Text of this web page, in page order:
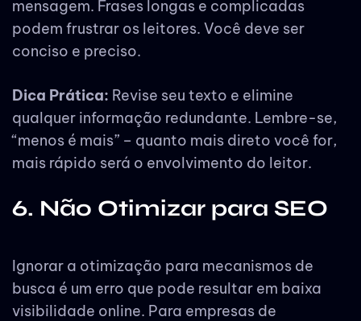
mensagem. Frases longas e complicadas
podem frustrar os leitores. Você deve ser
conciso e preciso.
Dica Prática: Revise seu texto e elimine
qualquer informação redundante. Lembre-se,
“menos é mais” – quanto mais direto você for,
mais rápido será o envolvimento do leitor.
6. Não Otimizar para SEO
Ignorar a otimização para mecanismos de
busca é um erro que pode resultar em baixa
visibilidade online. Para empresas de